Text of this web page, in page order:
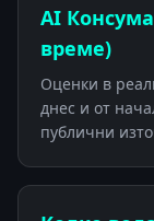
AI
време)
Оценки в
днес и от
публични